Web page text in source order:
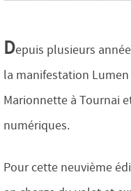
Depuis plusieurs
la manifestation
Marionnette à Tournai
numériques.
Pour cette neuvième